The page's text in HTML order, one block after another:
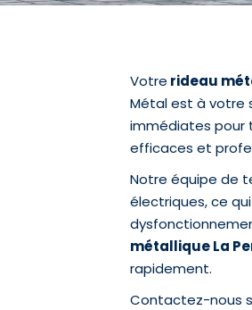
Votre rideau
Métal est à votre
immédiates pour
efficaces et
Notre équipe de
électriques, ce
métallique La
rapidement.
Contactez-nous